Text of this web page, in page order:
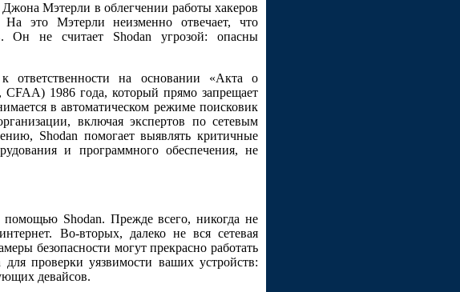
Мэтерли в облегчении работы хакеров
это Mэтерли неизменно отвечает, что
Он не считает Shodan угрозой: опасны
ответственности на основании «Акта о
1986 года, который прямо запрещает
в автоматическом режиме поисковик
включая экспертов по сетевым
Shodan помогает выявлять критичные
и программного обеспечения, не
Shodan. Прежде всего, никогда не
Во-вторых, далеко не вся сетевая
безопасности могут прекрасно работать
проверки уязвимости ваших устройств:
девайсов.